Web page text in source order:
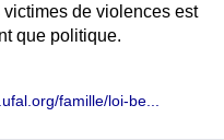
de violences est
que politique.
famille/loi-be...